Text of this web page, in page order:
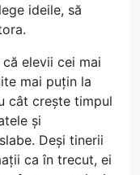
ideile, să
elevii cei mai
mai puțin la
cât crește timpul
și
Deși tinerii
ca în trecut, ei